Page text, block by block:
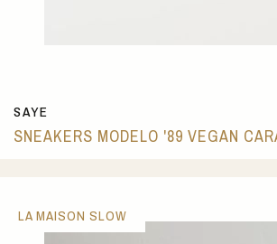
SAYE
SNEAKERS MODELO '89 VEGAN
LA MAISON SLOW